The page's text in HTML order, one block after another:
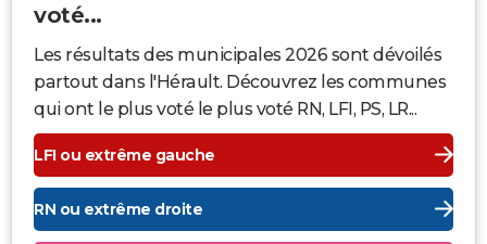
voté...
Les résultats des municipales 2026 sont dévoilés
partout dans l'Hérault. Découvrez les communes
qui ont le plus voté le plus voté RN, LFI, PS, LR...
LFI ou extrême gauche
RN ou extrême droite